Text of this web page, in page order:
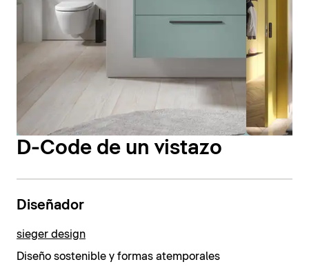
D-Code de un vistazo
Diseñador
sieger design
Diseño sostenible y formas atemporales